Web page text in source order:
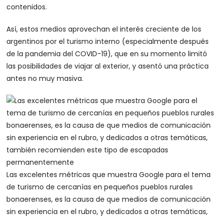
contenidos.
Así, estos medios aprovechan el interés creciente de los
argentinos por el turismo interno (especialmente después
de la pandemia del COVID-19), que en su momento limitó
las posibilidades de viajar al exterior, y asentó una práctica
antes no muy masiva.
Las excelentes métricas que muestra Google para el tema
de turismo de cercanías en pequeños pueblos rurales
bonaerenses, es la causa de que medios de comunicación
sin experiencia en el rubro, y dedicados a otras temáticas,